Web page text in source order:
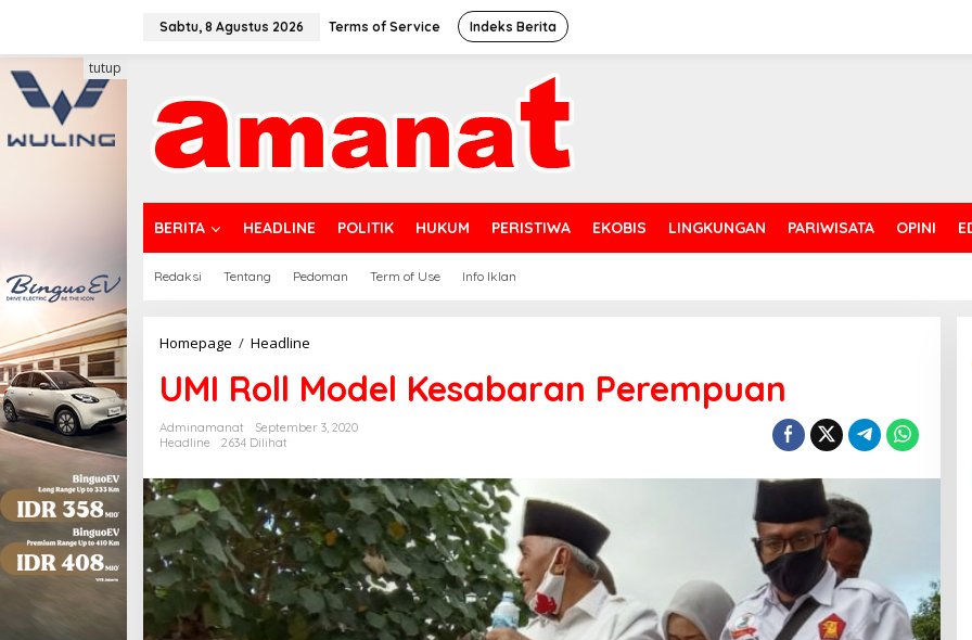
Sabtu, 8 Agustus 2026 Terms of Service Indeks Berita
BERITA HEADLINE POLITIK HUKUM PERISTIWA EKOBIS LINGKUNGAN PARIWISATA OPINI
Redaksi Tentang Pedoman Term of Use Info Iklan
tutup
Homepage / Headline
Model
Kesabaran
Perempuan
UMI Roll Model Kesabaran Perempuan
Adminamanat
September 3, 2020
Headline
2634 Dilihat